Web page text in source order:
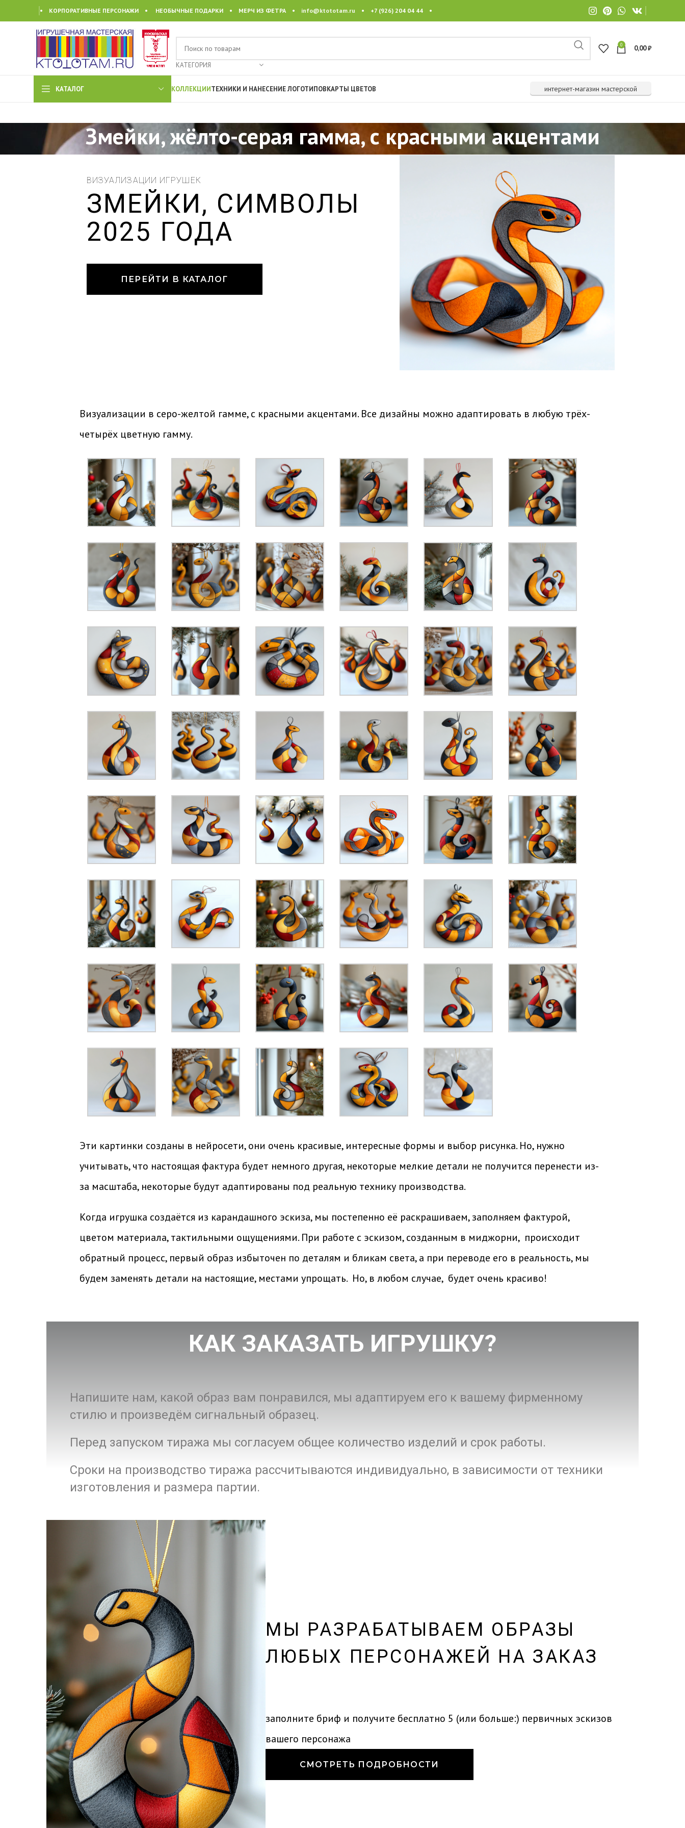
• КОРПОРАТИВНЫЕ ПЕРСОНАЖИ • НЕОБЫЧНЫЕ ПОДАРКИ • МЕРЧ ИЗ ФЕТРА • info@ktototam.ru • +7 (926) 204 04 44 •
КАТЕГОРИЯ
0 0,00₽
КАТАЛОГ КОЛЛЕКЦИИТЕХНИКИ И НАНЕСЕНИЕ ЛОГОТИПОВКАРТЫ ЦВЕТОВ интернет-магазин мастерской
Змейки, жёлто-серая гамма, с красными акцентами
ВИЗУАЛИЗАЦИИ ИГРУШЕК
ЗМЕЙКИ, СИМВОЛЫ
2025 ГОДА
ПЕРЕЙТИ В КАТАЛОГ
Визуализации в серо-желтой гамме, с красными акцентами. Все дизайны можно адаптировать в любую трёх-
четырёх цветную гамму.
Эти картинки созданы в нейросети, они очень красивые, интересные формы и выбор рисунка. Но, нужно
учитывать, что настоящая фактура будет немного другая, некоторые мелкие детали не получится перенести из-
за масштаба, некоторые будут адаптированы под реальную технику производства.
Когда игрушка создаётся из карандашного эскиза, мы постепенно её раскрашиваем, заполняем фактурой,
цветом материала, тактильными ощущениями. При работе с эскизом, созданным в миджорни, происходит
обратный процесс, первый образ избыточен по деталям и бликам света, а при переводе его в реальность, мы
будем заменять детали на настоящие, местами упрощать. Но, в любом случае, будет очень красиво!
КАК ЗАКАЗАТЬ ИГРУШКУ?
Напишите нам, какой образ вам понравился, мы адаптируем его к вашему фирменному
стилю и произведём сигнальный образец.
Перед запуском тиража мы согласуем общее количество изделий и срок работы.
Сроки на производство тиража рассчитываются индивидуально, в зависимости от техники
изготовления и размера партии.
МЫ РАЗРАБАТЫВАЕМ ОБРАЗЫ
ЛЮБЫХ ПЕРСОНАЖЕЙ НА ЗАКАЗ
заполните бриф и получите бесплатно 5 (или больше:) первичных эскизов
вашего персонажа
СМОТРЕТЬ ПОДРОБНОСТИ